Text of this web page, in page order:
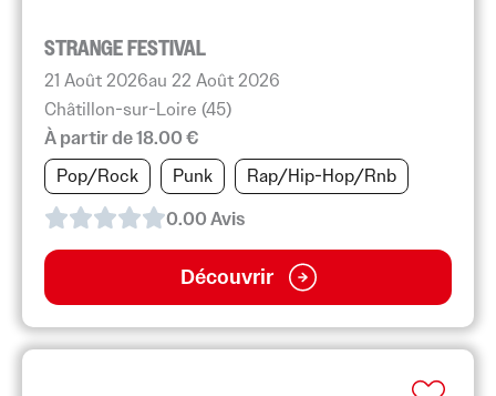
STRANGE FESTIVAL
21 Août 2026au 22 Août 2026
Châtillon-sur-Loire (45)
À partir de 18.00 €
Pop/Rock
Punk
Rap/Hip-Hop/Rnb
0.00Avis
Découvrir